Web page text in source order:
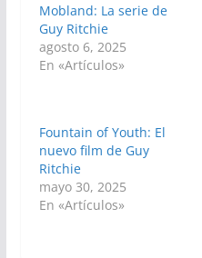
Mobland: La serie de
Guy Ritchie
agosto 6, 2025
En «Artículos»
Fountain of Youth: El
nuevo film de Guy
Ritchie
mayo 30, 2025
En «Artículos»